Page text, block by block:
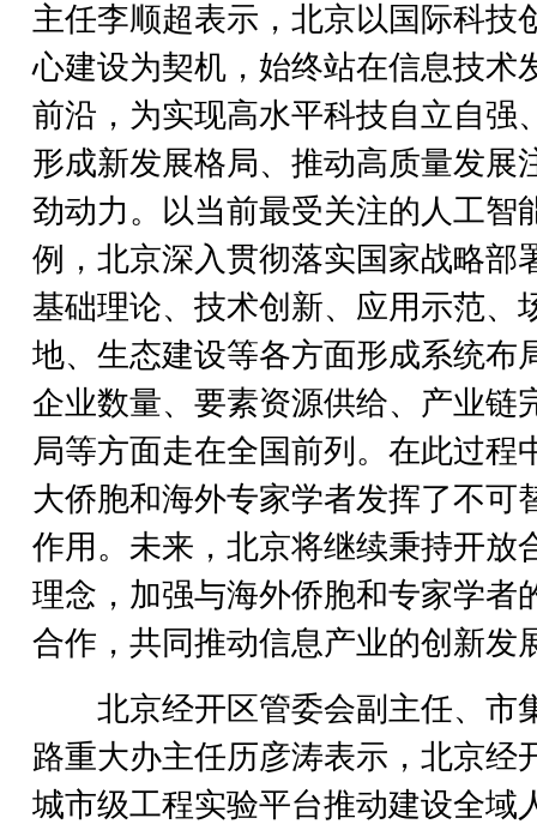
主任李顺超表示，北京以国际科技
心建设为契机，始终站在信息技术
前沿，为实现高水平科技自立自强
形成新发展格局、推动高质量发展
劲动力。以当前最受关注的人工智
例，北京深入贯彻落实国家战略部
基础理论、技术创新、应用示范、
地、生态建设等各方面形成系统布
企业数量、要素资源供给、产业链
局等方面走在全国前列。在此过程
大侨胞和海外专家学者发挥了不可
作用。未来，北京将继续秉持开放
理念，加强与海外侨胞和专家学者
合作，共同推动信息产业的创新发
北京经开区管委会副主任、市
路重大办主任历彦涛表示，北京经
城市级工程实验平台推动建设全域